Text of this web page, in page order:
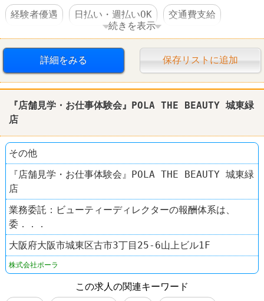
経験者優遇 日払い・週払いOK 交通費支給
社保完備 昇給あり 車・バイク通勤可
60代以上活躍
第二新卒歓迎
続きを表示
詳細をみる 保存リストに追加
『店舗見学・お仕事体験会』POLA THE BEAUTY 城東緑
店
その他
『店舗見学・お仕事体験会』POLA THE BEAUTY 城東緑
店
業務委託：ビューティーディレクターの報酬体系は、
委．．．
大阪府大阪市城東区古市3丁目25-6山上ビル1F
株式会社ポーラ
この求人の関連キーワード